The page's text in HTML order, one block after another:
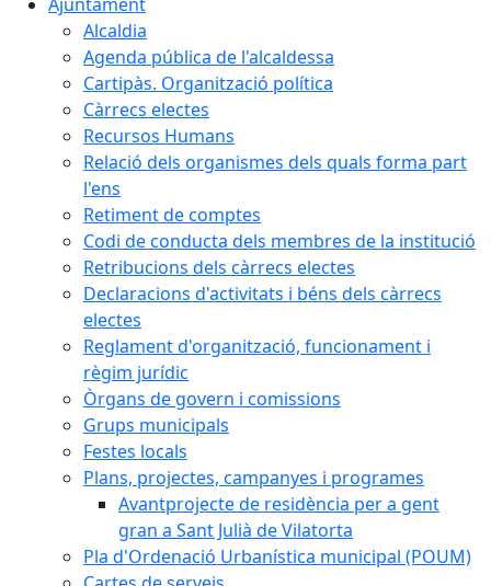
Alcaldia
Agenda pública de l'alcaldessa
Cartipàs. Organització política
Càrrecs electes
Recursos Humans
Relació dels organismes dels quals forma part
l'ens
Retiment de comptes
Codi de conducta dels membres de la institució
Retribucions dels càrrecs electes
Declaracions d'activitats i béns dels càrrecs
electes
Reglament d'organització, funcionament i
règim jurídic
Òrgans de govern i comissions
Grups municipals
Festes locals
Plans, projectes, campanyes i programes
Avantprojecte de residència per a gent
gran a Sant Julià de Vilatorta
Pla d'Ordenació Urbanística municipal (POUM)